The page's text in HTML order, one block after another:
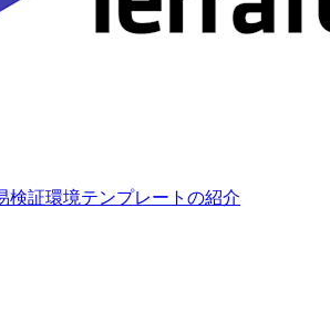
検証環境テンプレートの紹介